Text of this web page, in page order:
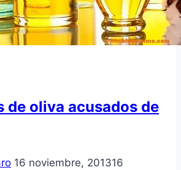
de oliva acusados de
16 noviembre, 201316